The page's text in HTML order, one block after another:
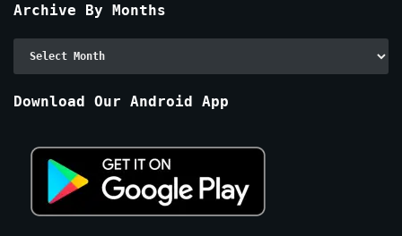
Archive By Months
Download Our Android App